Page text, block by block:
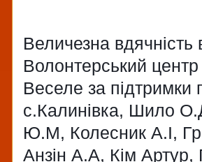
Величезна вдячність
Волонтерський
Веселе за
с.Калинівка, Шило
Ю.М, Колесник А.І,
Анзін А.А, Кім Артур,